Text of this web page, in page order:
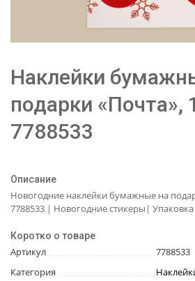
Наклейки
подарки «Почта»,
7788533
Описание
Новогодние наклейки бумажные на
7788533 | Новогодние стикеры| Упаковка
Коротко о товаре
Артикул
7788533
Категория